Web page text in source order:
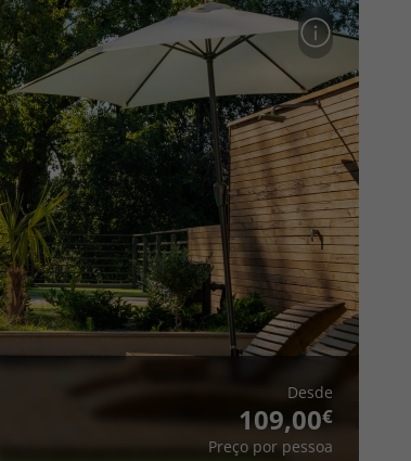
Desde
109,00
Preço por pessoa